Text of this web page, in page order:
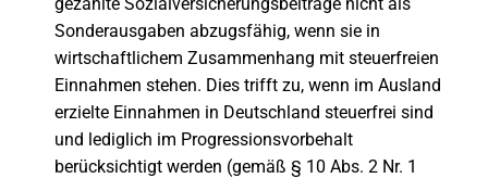
Sonderausgaben abzugsfähig, wenn sie in
wirtschaftlichem Zusammenhang mit steuerfreien
Einnahmen stehen. Dies trifft zu, wenn im Ausland
erzielte Einnahmen in Deutschland steuerfrei sind
und lediglich im Progressionsvorbehalt
berücksichtigt werden (gemäß § 10 Abs. 2 Nr. 1